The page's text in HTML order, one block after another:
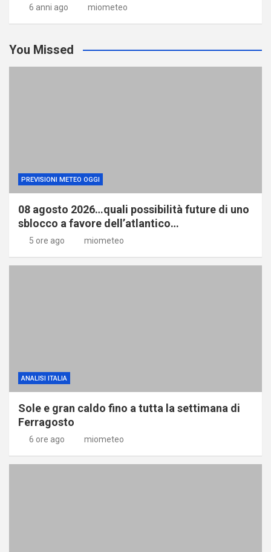
6 anni ago miometeo
You Missed
PREVISIONI METEO OGGI
08 agosto 2026…quali possibilità future di uno
sblocco a favore dell’atlantico…
5 ore ago miometeo
ANALISI ITALIA
Sole e gran caldo fino a tutta la settimana di
Ferragosto
6 ore ago miometeo